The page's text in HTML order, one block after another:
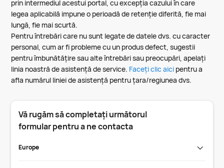
prin intermediul acestui portal, cu excepția cazului în care
legea aplicabilă impune o perioadă de retenție diferită, fie mai
lungă, fie mai scurtă.
Pentru întrebări care nu sunt legate de datele dvs. cu caracter
personal, cum ar fi probleme cu un produs defect, sugestii
pentru îmbunătățire sau alte întrebări sau preocupări, apelați
linia noastră de asistență de service. Faceți clic aici pentru a
afla numărul liniei de asistență pentru țara/regiunea dvs.
Vă rugăm să completați următorul
formular pentru a ne contacta
Europe